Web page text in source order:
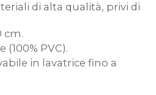
di alta qualità, privi di
cm.
(100% PVC).
in lavatrice fino a